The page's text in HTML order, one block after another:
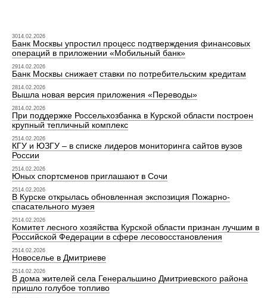
3014.02.2026
Банк Москвы упростил процесс подтверждения финансовых
операций в приложении «Мобильный банк»
2914.02.2026
Банк Москвы снижает ставки по потребительским кредитам
2814.02.2026
Вышла новая версия приложения «Переводы»
2814.02.2026
При поддержке Россельхозбанка в Курской области построен
крупный тепличный комплекс
2514.02.2026
КГУ и ЮЗГУ – в списке лидеров мониторинга сайтов вузов
России
2514.02.2026
Юных спортсменов приглашают в Сочи
2514.02.2026
В Курске открылась обновленная экспозиция Пожарно-
спасательного музея
2514.02.2026
Комитет лесного хозяйства Курской области признан лучшим в
Российской Федерации в сфере лесовосстановления
2514.02.2026
Новоселье в Дмитриеве
2514.02.2026
В дома жителей села Генеральшино Дмитриевского района
пришло голубое топливо